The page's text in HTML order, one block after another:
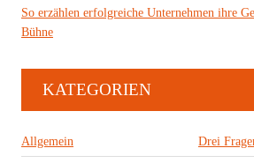
So erzählen erfolgreiche Unternehmen ihre
Bühne
KATEGORIEN
Allgemein Drei